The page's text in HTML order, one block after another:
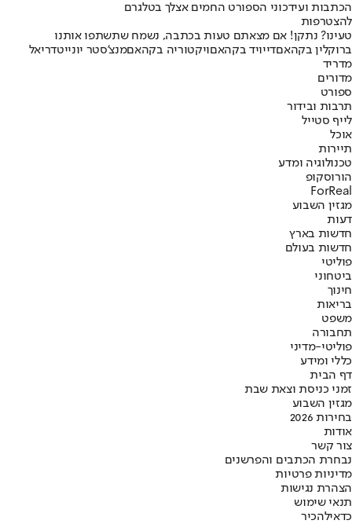
הכתבות ועידכוני הספורט החמים אצלך בטלגרם
להצטרפות
טעינו? נתקן! אם מצאתם טעות בכתבה, נשמח שתשתפו אותנו
ברוקלין בקהאםדייויד בקהאםויקטוריה בקהאםמנצ'סטר יונייטדריאל
מדריד
מדורים
ספורט
תרבות ובידור
לייף סטייל
אוכל
תיירות
טכנולוגיה ומדע
הורוסקופ
ForReal
מגזין השבוע
דעות
חדשות בארץ
חדשות בעולם
פוליטי
ביטחוני
חינוך
בריאות
משפט
תחבורה
פוליטי-מדיני
כללי ומידע
דף הבית
זמני כניסת וצאת שבת
מגזין השבוע
בחירות 2026
אודות
צור קשר
נבחרת הכתבים והפרשנים
מדיניות פרטיות
הצהרת נגישות
תנאי שימוש
כדאילהכיר